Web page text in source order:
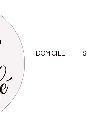
DOMICILE